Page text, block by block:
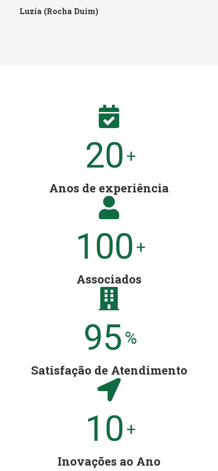
Luzia (Rocha Duim)
20 +
Anos de experiência
100 +
Associados
95 %
Satisfação de Atendimento
10 +
Inovações ao Ano